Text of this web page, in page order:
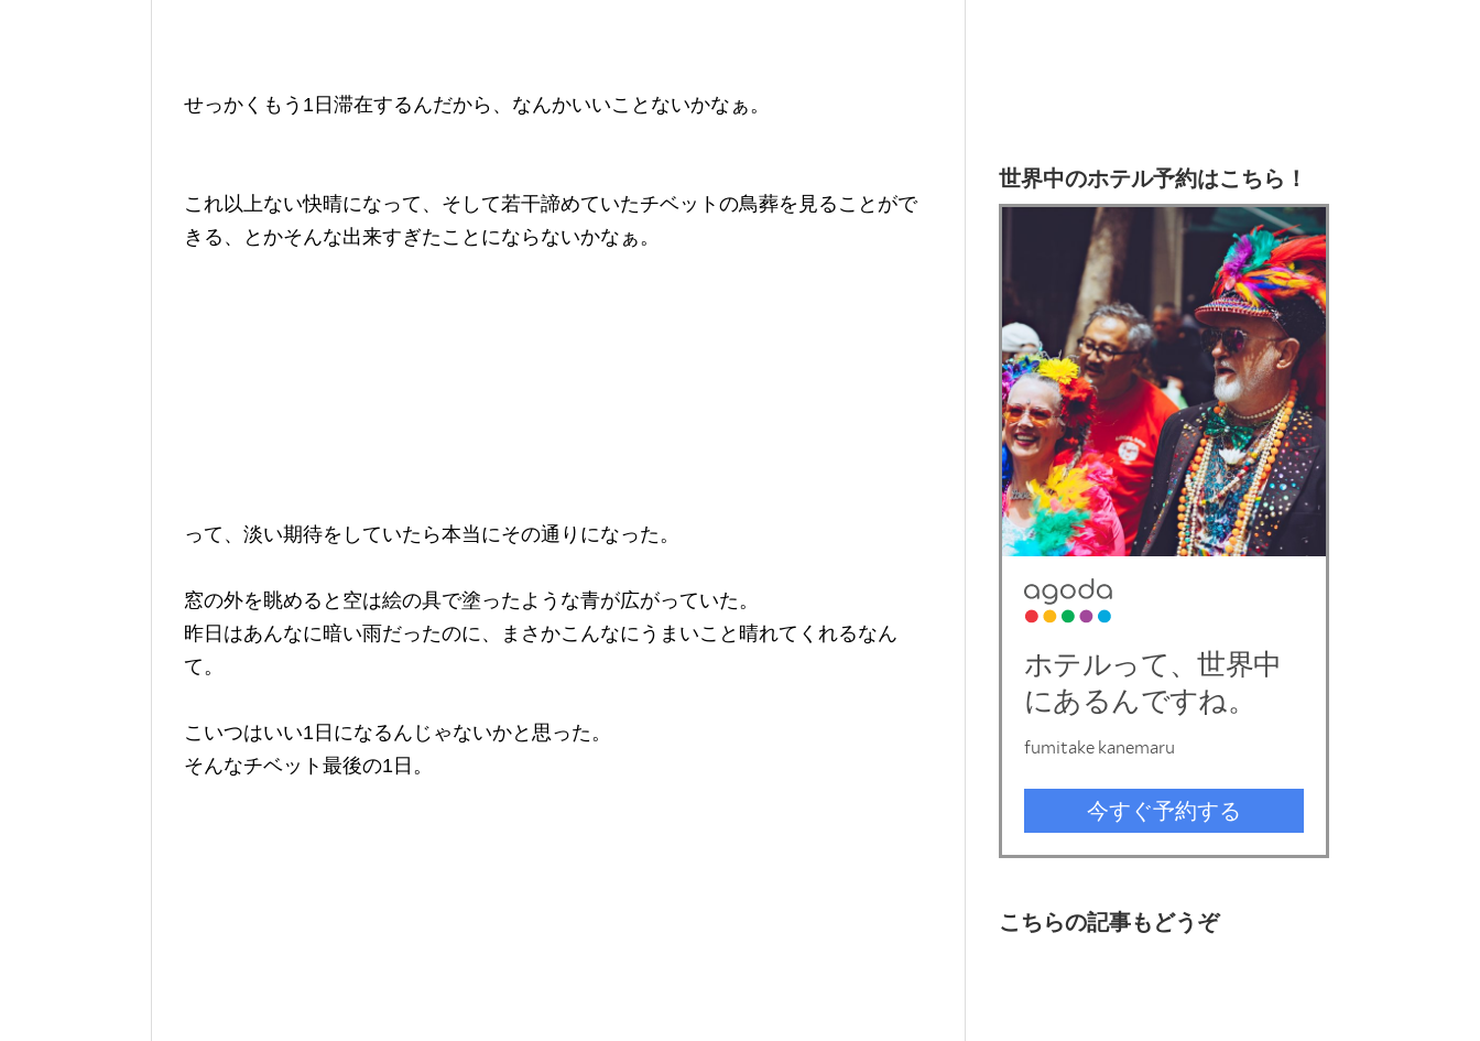
せっかくもう1日滞在するんだから、なんかいいことないかなぁ。
これ以上ない快晴になって、そして若干諦めていたチベットの鳥葬を見ることがで
きる、とかそんな出来すぎたことにならないかなぁ。
って、淡い期待をしていたら本当にその通りになった。
窓の外を眺めると空は絵の具で塗ったような青が広がっていた。
昨日はあんなに暗い雨だったのに、まさかこんなにうまいこと晴れてくれるなん
て。
こいつはいい1日になるんじゃないかと思った。
そんなチベット最後の1日。
世界中のホテル予約はこちら！
こちらの記事もどうぞ